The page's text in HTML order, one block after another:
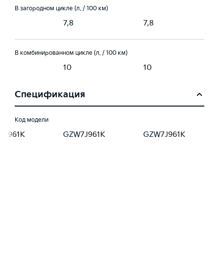
В загородном цикле (л. / 100 км)
7,8 7,8
В комбинированном цикле (л. / 100 км)
10 10
Спецификация
Код модели
GZW7J961K GZW7J961K